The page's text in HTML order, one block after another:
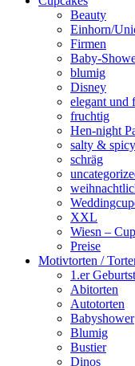
Beauty
Einhorn/
Firmen
Baby-
blumig
Disney
elegant und
fruchtig
Hen-night
salty & spicy
schräg
XXL
Wiesn –
Preise
Motivtorten /
1.er
Abitorten
Autotorten
Babyshower
Blumig
Bustier
Dinos